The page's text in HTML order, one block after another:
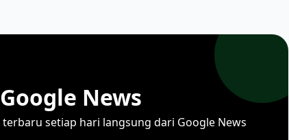
News
setiap hari langsung dari Google News